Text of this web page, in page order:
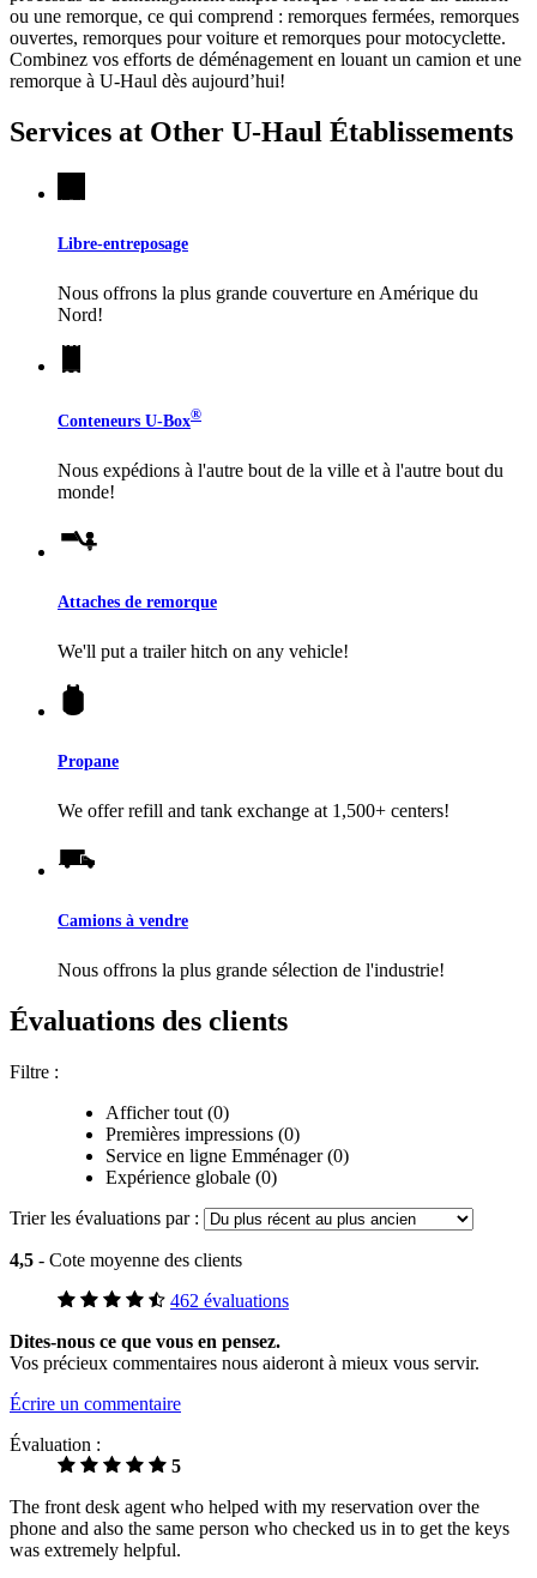
ou une remorque, ce qui comprend : remorques fermées, remorques
ouvertes, remorques pour voiture et remorques pour motocyclette.
Combinez vos efforts de déménagement en louant un camion et une
remorque à U-Haul dès aujourd’hui!
Services at Other U-Haul Établissements
Libre-entreposage
Nous offrons la plus grande couverture en Amérique du
Nord!
Conteneurs U-Box®
Nous expédions à l'autre bout de la ville et à l'autre bout du
monde!
Attaches de remorque
We'll put a trailer hitch on any vehicle!
Propane
We offer refill and tank exchange at 1,500+ centers!
Camions à vendre
Nous offrons la plus grande sélection de l'industrie!
Évaluations des clients
Filtre :
Afficher tout (0)
Premières impressions (0)
Service en ligne Emménager (0)
Expérience globale (0)
Trier les évaluations par :
4,5 - Cote moyenne des clients
462 évaluations
Dites-nous ce que vous en pensez.
Vos précieux commentaires nous aideront à mieux vous servir.
Écrire un commentaire
Évaluation :
5
The front desk agent who helped with my reservation over the
phone and also the same person who checked us in to get the keys
was extremely helpful.